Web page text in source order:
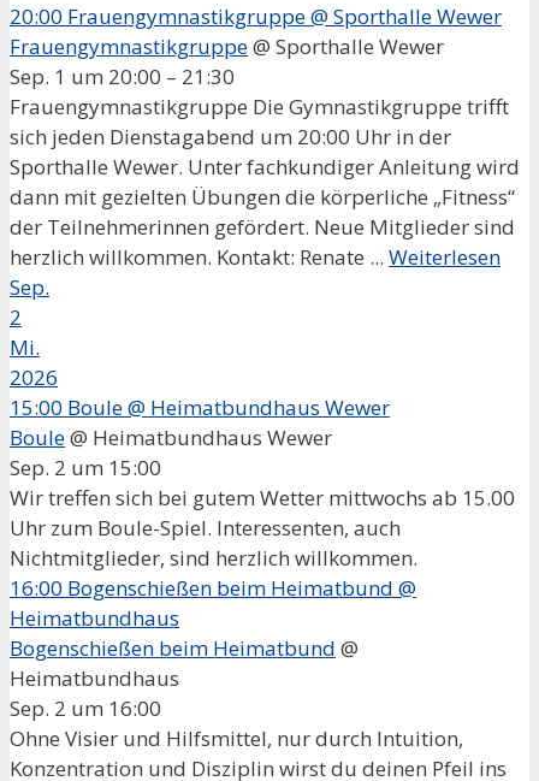
20:00 Frauengymnastikgruppe@ Sporthalle Wewer
Frauengymnastikgruppe@ Sporthalle Wewer
Sep. 1 um 20:00 – 21:30
Frauengymnastikgruppe Die Gymnastikgruppe trifft
sich jeden Dienstagabend um 20:00 Uhr in der
Sporthalle Wewer. Unter fachkundiger Anleitung wird
dann mit gezielten Übungen die körperliche „Fitness“
der Teilnehmerinnen gefördert. Neue Mitglieder sind
herzlich willkommen. Kontakt: Renate ... Weiterlesen
Sep.
2
Mi.
2026
15:00 Boule@ Heimatbundhaus Wewer
Boule@ Heimatbundhaus Wewer
Sep. 2 um 15:00
Wir treffen sich bei gutem Wetter mittwochs ab 15.00
Uhr zum Boule-Spiel. Interessenten, auch
Nichtmitglieder, sind herzlich willkommen.
16:00 Bogenschießen beim Heimatbund @
Heimatbundhaus
Bogenschießen beim Heimatbund @
Heimatbundhaus
Sep. 2 um 16:00
Ohne Visier und Hilfsmittel, nur durch Intuition,
Konzentration und Disziplin wirst du deinen Pfeil ins